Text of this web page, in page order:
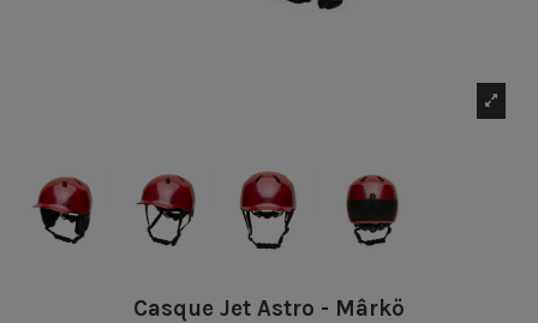
Casque Jet Astro - Mârkö